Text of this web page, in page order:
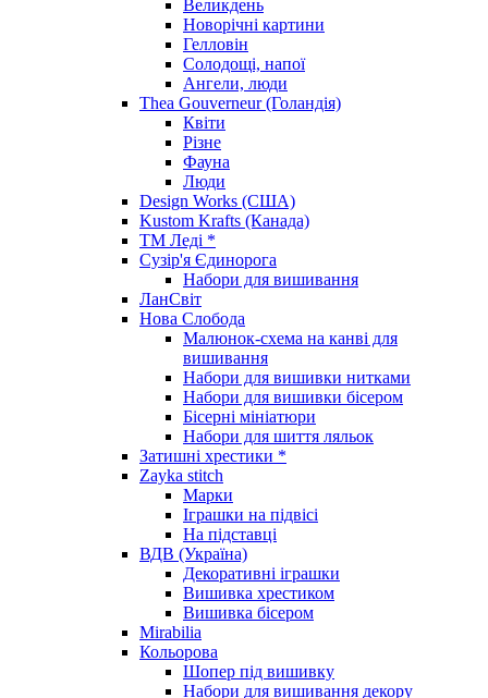
Великдень
Новорічні картини
Гелловін
Солодощі, напої
Ангели, люди
Thea Gouverneur (Голандія)
Квіти
Різне
Фауна
Люди
Design Works (США)
Kustom Krafts (Канада)
ТМ Леді *
Сузір'я Єдинорога
Набори для вишивання
ЛанСвіт
Нова Слобода
Малюнок-схема на канві для
вишивання
Набори для вишивки нитками
Набори для вишивки бісером
Бісерні мініатюри
Набори для шиття ляльок
Затишні хрестики *
Zayka stitch
Марки
Іграшки на підвісі
На підставці
ВДВ (Україна)
Декоративні іграшки
Вишивка хрестиком
Вишивка бісером
Mirabilia
Кольорова
Шопер під вишивку
Набори для вишивання декору